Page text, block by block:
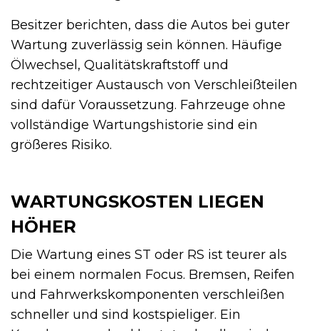
Besitzer berichten, dass die Autos bei guter
Wartung zuverlässig sein können. Häufige
Ölwechsel, Qualitätskraftstoff und
rechtzeitiger Austausch von Verschleißteilen
sind dafür Voraussetzung. Fahrzeuge ohne
vollständige Wartungshistorie sind ein
größeres Risiko.
WARTUNGSKOSTEN LIEGEN
HÖHER
Die Wartung eines ST oder RS ist teurer als
bei einem normalen Focus. Bremsen, Reifen
und Fahrwerkskomponenten verschleißen
schneller und sind kostspieliger. Ein